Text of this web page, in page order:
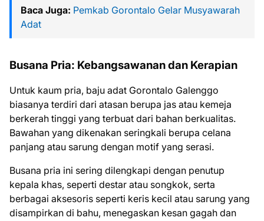
Baca Juga: Pemkab Gorontalo Gelar Musyawarah
Adat
Busana Pria: Kebangsawanan dan Kerapian
Untuk kaum pria, baju adat Gorontalo Galenggo
biasanya terdiri dari atasan berupa jas atau kemeja
berkerah tinggi yang terbuat dari bahan berkualitas.
Bawahan yang dikenakan seringkali berupa celana
panjang atau sarung dengan motif yang serasi.
Busana pria ini sering dilengkapi dengan penutup
kepala khas, seperti destar atau songkok, serta
berbagai aksesoris seperti keris kecil atau sarung yang
disampirkan di bahu, menegaskan kesan gagah dan